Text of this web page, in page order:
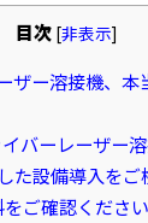
目次 [非表示]
ザー溶接機、
バーレーザー
た設備導入をご
ご確認ください